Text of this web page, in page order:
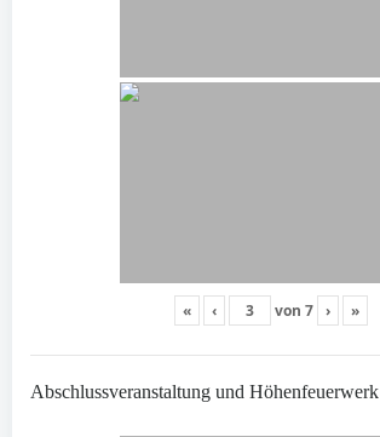
« ‹ von 7 › »
Abschlussveranstaltung und Höhenfeuerwerk